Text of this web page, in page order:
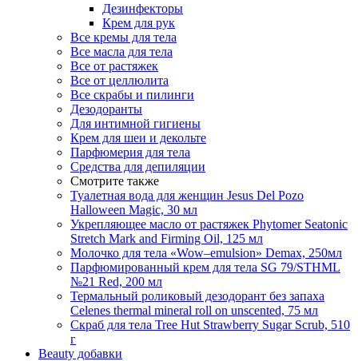
Дезинфекторы
Крем для рук
Все кремы для тела
Все масла для тела
Все от растяжек
Все от целлюлита
Все скрабы и пилинги
Дезодоранты
Для интимной гигиены
Крем для шеи и декольте
Парфюмерия для тела
Средства для депиляции
Смотрите также
Туалетная вода для женщин Jesus Del Pozo
Halloween Magic, 30 мл
Укрепляющее масло от растяжек Phytomer Seatonic
Stretch Mark and Firming Oil, 125 мл
Молочко для тела «Wow–emulsion» Demax, 250мл
Парфюмированный крем для тела SG 79/STHML
№21 Red, 200 мл
Термальный роликовый дезодорант без запаха
Celenes thermal mineral roll on unscented, 75 мл
Скраб для тела Tree Hut Strawberry Sugar Scrub, 510
г
Beauty добавки